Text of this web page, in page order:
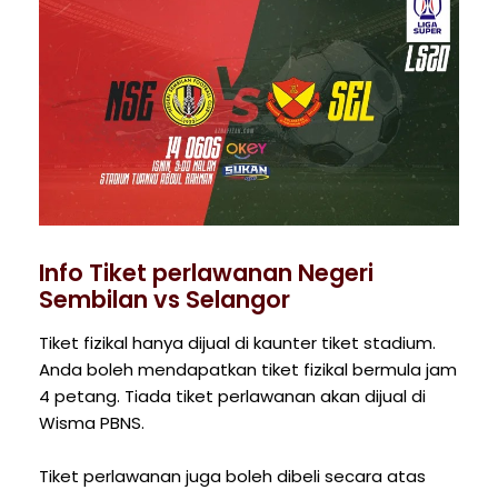
Info Tiket perlawanan Negeri
Sembilan vs Selangor
Tiket fizikal hanya dijual di kaunter tiket stadium.
Anda boleh mendapatkan tiket fizikal bermula jam
4 petang. Tiada tiket perlawanan akan dijual di
Wisma PBNS.
Tiket perlawanan juga boleh dibeli secara atas